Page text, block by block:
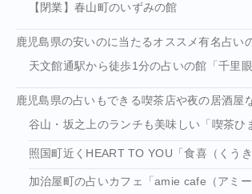
【閉業】春山町のいずみの館
鹿児島県の安いのに当たるオススメ有名占い
天文館通駅から徒歩1分の占いの館「千里
鹿児島県の占いもできる喫茶店や夜の居酒屋
谷山・坂之上のランチも美味しい「喫茶ひ
照国町近くHEART TO YOU「食喜（くうき
加治屋町の占いカフェ「amie cafe（アミー